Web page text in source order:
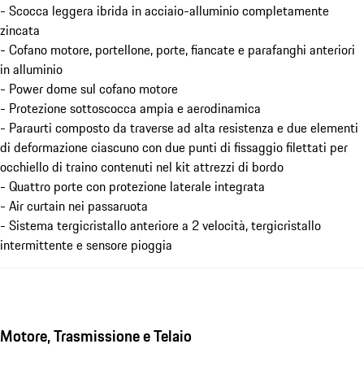
- Scocca leggera ibrida in acciaio-alluminio completamente
zincata
- Cofano motore, portellone, porte, fiancate e parafanghi anteriori
in alluminio
- Power dome sul cofano motore
- Protezione sottoscocca ampia e aerodinamica
- Paraurti composto da traverse ad alta resistenza e due elementi
di deformazione ciascuno con due punti di fissaggio filettati per
occhiello di traino contenuti nel kit attrezzi di bordo
- Quattro porte con protezione laterale integrata
- Air curtain nei passaruota
- Sistema tergicristallo anteriore a 2 velocità, tergicristallo
intermittente e sensore pioggia
Motore, Trasmissione e Telaio